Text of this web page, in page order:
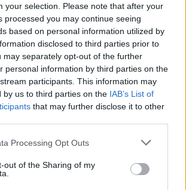
your selection. Please note that after your
processed you may continue seeing
based on personal information utilized by
disclosed to third parties prior to
may separately opt-out of the further
personal information by third parties on the
participants. This information may
by us to third parties on the IAB’s List of
that may further disclose it to other
Processing Opt Outs
out of the Sharing of my
Accidente para cerrar la
pretemporada
PRIMER EQUIPO
Enes Sali, talento joven para el
ataque tricolor
PRIMER EQUIPO
Acuerdo con el Mallorca por el
traspaso de Josep Cerdà
PRIMER EQUIPO
Andorra es superior y consigue una